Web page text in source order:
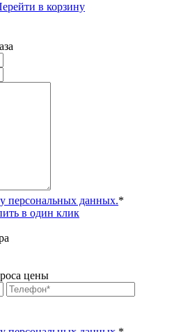
в корзину
персональных данных.*
в один клик
цены